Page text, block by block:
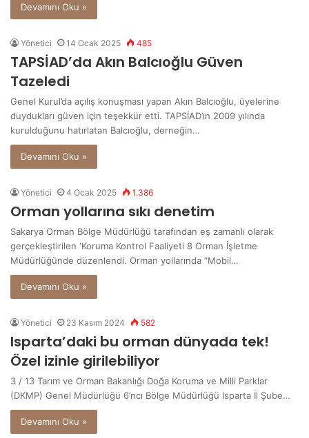
Devamını Oku »
Yönetici 14 Ocak 2025 485
TAPSİAD’da Akın Balcıoğlu Güven
Tazeledi
Genel Kurul’da açılış konuşması yapan Akın Balcıoğlu, üyelerine
duydukları güven için teşekkür etti. TAPSİAD’ın 2009 yılında
kurulduğunu hatırlatan Balcıoğlu, derneğin…
Devamını Oku »
Yönetici 4 Ocak 2025 1.386
Orman yollarına sıkı denetim
Sakarya Orman Bölge Müdürlüğü tarafından eş zamanlı olarak
gerçekleştirilen ‘Koruma Kontrol Faaliyeti 8 Orman İşletme
Müdürlüğünde düzenlendi. Orman yollarında “Mobil…
Devamını Oku »
Yönetici 23 Kasım 2024 582
Isparta’daki bu orman dünyada tek!
Özel izinle girilebiliyor
3 / 13 Tarım ve Orman Bakanlığı Doğa Koruma ve Milli Parklar
(DKMP) Genel Müdürlüğü 6’ncı Bölge Müdürlüğü Isparta İl Şube…
Devamını Oku »